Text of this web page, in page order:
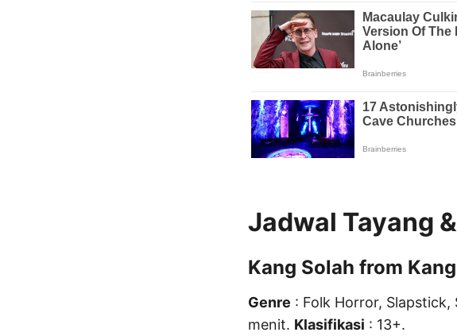
Jadwal Tayang
Kang Solah from
Genre : Folk Horror,
menit. Klasifikasi : 13+.